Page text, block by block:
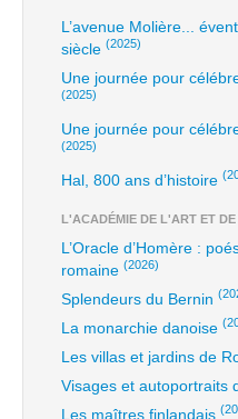
L’avenue Molière...
siècle (2025)
Une journée pour
(2025)
Une journée pour
(2025)
Hal, 800 ans d’histoire
L'ACADÉMIE DE L'ART ET
L’Oracle d’Homère :
romaine (2026)
Splendeurs du Bernin
La monarchie danoise
Les villas et jardins de
Visages et autoportraits
Les maîtres finlandais